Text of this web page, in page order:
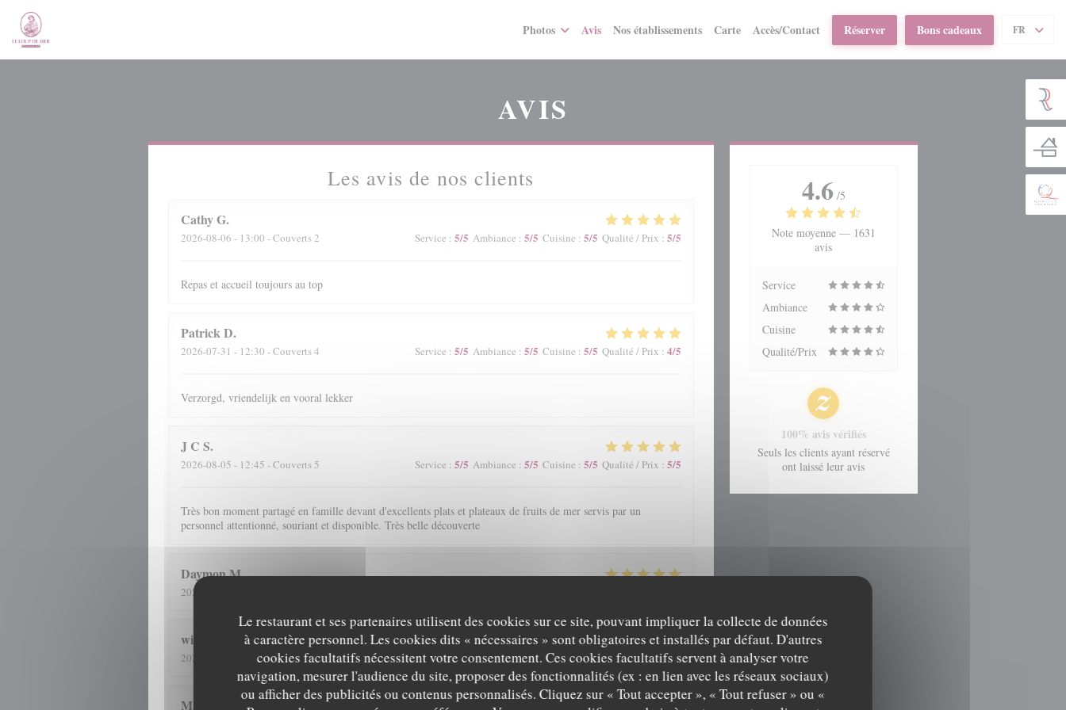
Le restaurant et ses partenaires utilisent des cookies sur ce site, pouvant impliquer la collecte de données
à caractère personnel. Les cookies dits « nécessaires » sont obligatoires et installés par défaut. D'autres
cookies facultatifs nécessitent votre consentement. Ces cookies facultatifs servent à analyser votre
navigation, mesurer l'audience du site, proposer des fonctionnalités (ex : en lien avec les réseaux sociaux)
ou afficher des publicités ou contenus personnalisés. Cliquez sur « Tout accepter », « Tout refuser » ou «
Photos Avis Nos établissements Carte((ouvre une nouvelle fenêtre))
Accès/Contact Réserver Bons cadeaux FR
AVIS
Les avis de nos clients
CathyG
2026-08-06 - 13:00 - Couverts 2 Service : 5/5 Ambiance : 5/5 Cuisine : 5/5 Qualité / Prix : 5/5
Repas et accueil toujours au top
PatrickD
2026-07-31 - 12:30 - Couverts 4 Service : 5/5 Ambiance : 5/5 Cuisine : 5/5 Qualité / Prix : 4/5
Verzorgd, vriendelijk en vooral lekker
J C S
2026-08-05 - 12:45 - Couverts 5 Service : 5/5 Ambiance : 5/5 Cuisine : 5/5 Qualité / Prix : 5/5
Très bon moment partagé en famille devant d'excellents plats et plateaux de fruits de mer servis par un
personnel attentionné, souriant et disponible. Très belle découverte
DaymonM
2026-08-05
wilfried
2026-08-03 - 19:00 - Couverts 2 Service:5 /5 Ambiance:4/5 Cuisine:5/5 Qualité / Prix:4/5
Marc
4.6 /5
Note moyenne — 1631
avis
Service
Ambiance
Cuisine
Qualité/Prix
100% avis vérifiés
Seuls les clients ayant réservé
ont laissé leur avis